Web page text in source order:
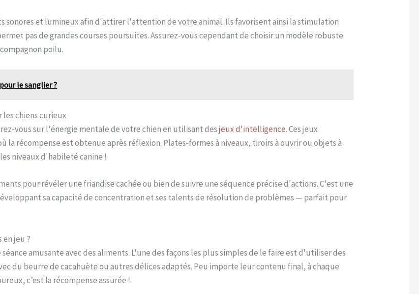
sonores et lumineux afin d'attirer l'attention de votre animal. Ils favorisent ainsi la stimulation
pas de grandes courses poursuites. Assurez-vous cependant de choisir un modèle robuste
poilu.
le sanglier ?
chiens curieux
vous sur l'énergie mentale de votre chien en utilisant desjeux d'intelligence. Ces jeux
la récompense est obtenue après réflexion. Plates-formes à niveaux, tiroirs à ouvrir ou objets à
niveaux d'habileté canine !
pour révéler une friandise cachée ou bien de suivre une séquence précise d'actions. C'est une
sa capacité de concentration et ses talents de résolution de problèmes — parfait pour
en jeu ?
amusante avec des aliments. L'une des façons les plus simples de le faire est d'utiliser des
du beurre de cacahuète ou autres délices adaptés. Peu importe leur contenu final, à chaque
c’est la récompense assurée !